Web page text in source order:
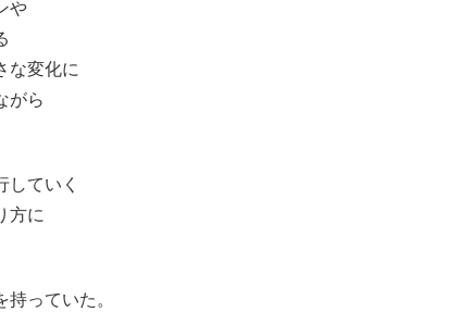
や
な変化に
がら
していく
方に
持っていた。